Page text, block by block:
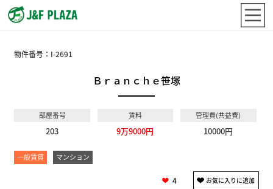
物件番号： I-2691
Ｂｒａｎｃｈｅ笹塚
部屋番号
203
賃料
9万9000円
管理費(共益費)
10000円
一般賃貸 マンション
4